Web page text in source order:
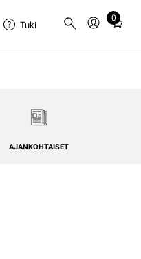
Tuki
0
Total
in
AJANKOHTAISET